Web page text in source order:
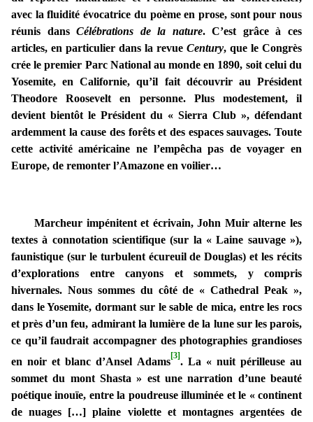
avec la fluidité évocatrice du poème en prose, sont pour nous
réunis dansCélébrations de la nature. C’est grâce à ces
articles, en particulier dans la revue Century, que le Congrès
crée le premier Parc National au monde en 1890, soit celui du
Yosemite, en Californie, qu’il fait découvrir au Président
Theodore Roosevelt en personne. Plus modestement, il
devient bientôt le Président du « Sierra Club », défendant
ardemment la cause des forêts et des espaces sauvages. Toute
cette activité américaine ne l’empêcha pas de voyager en
Europe, de remonter l’Amazone en voilier…
Marcheur impénitent et écrivain, John Muir alterne les
textes à connotation scientifique (sur la « Laine sauvage »),
faunistique (sur le turbulent écureuil de Douglas) et les récits
d’explorations entre canyons et sommets, y compris
hivernales. Nous sommes du côté de « Cathedral Peak »,
dans le Yosemite, dormant sur le sable de mica, entre les rocs
et près d’un feu, admirant la lumière de la lune sur les parois,
ce qu’il faudrait accompagner des photographies grandioses
en noir et blanc d’Ansel Adams[3]. La « nuit périlleuse au
sommet du mont Shasta » est une narration d’une beauté
poétique inouïe, entre la poudreuse illuminée et le « continent
de nuages […] plaine violette et montagnes argentées de